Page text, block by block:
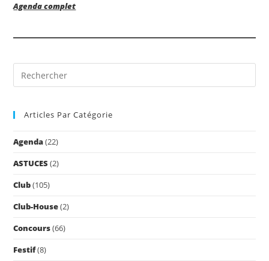
Agenda complet
Articles Par Catégorie
Agenda(22)
ASTUCES (2)
Club(105)
Club-House(2)
Concours(66)
Festif(8)